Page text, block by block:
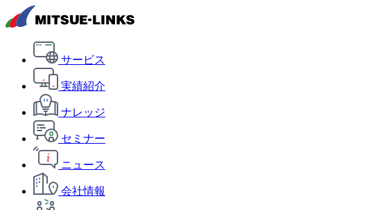
サービス
実績紹介
ナレッジ
セミナー
ニュース
会社情報